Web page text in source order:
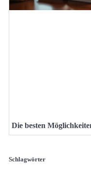
Die besten
Schlagwörter